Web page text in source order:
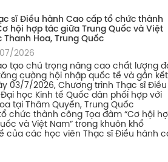
sĩ Điều hành Cao cấp tổ chức thành
hội hợp tác giữa Trung Quốc và Việt
Thanh Hoa, Trung Quốc
2026
tạo chú trọng nâng cao chất lượng
cường hội nhập quốc tế và gắn kết
03/7/2026, Chương trình Thạc sĩ Điều
học Kinh tế Quốc dân phối hợp với
tại Thâm Quyến, Trung Quốc
chức thành công Tọa đàm “Cơ hội
và Việt Nam” trong khuôn khổ
của các học viên Thạc sĩ Điều hành